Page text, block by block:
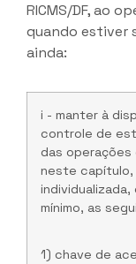
RICMS/DF, ao
quando estiver
ainda:
i - manter à
controle de
das
neste capítulo,
mínimo, as
1) chave de